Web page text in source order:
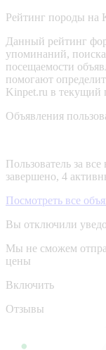
Рейтинг породы на
Данный рейтинг
упоминаний,
посещаемости
помогают
Kinpet.ru в текущий
Объявления
Пользователь за
завершено, 4
Посмотреть все
Вы отключили
Мы не сможем
цены
Включить
Отзывы